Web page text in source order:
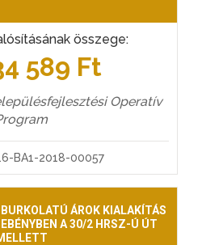
összege:
589 Ft
Operatív
BA1-2018-00057
ÁROK KIALAKÍTÁS
A 30/2 HRSZ-Ú ÚT